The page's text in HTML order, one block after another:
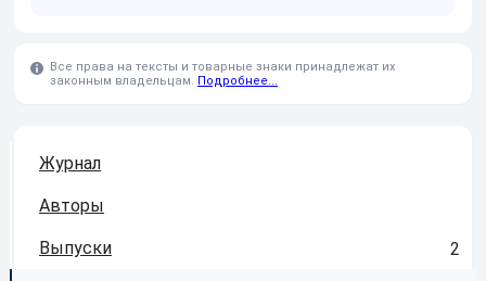
Все права на тексты и товарные знаки принадлежат их
законным владельцам. Подробнее...
Журнал
Авторы
Выпуски 2